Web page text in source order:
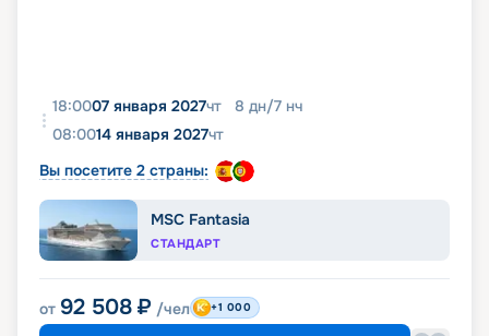
18:0007 января 2027чт 8 дн/7 нч
08:0014 января 2027чт
Вы посетите 2 страны:
MSC Fantasia
СТАНДАРТ
от 92 508 ₽ /чел +1 000